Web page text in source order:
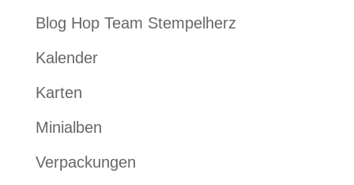
Blog Hop Team Stempelherz
Kalender
Karten
Minialben
Verpackungen